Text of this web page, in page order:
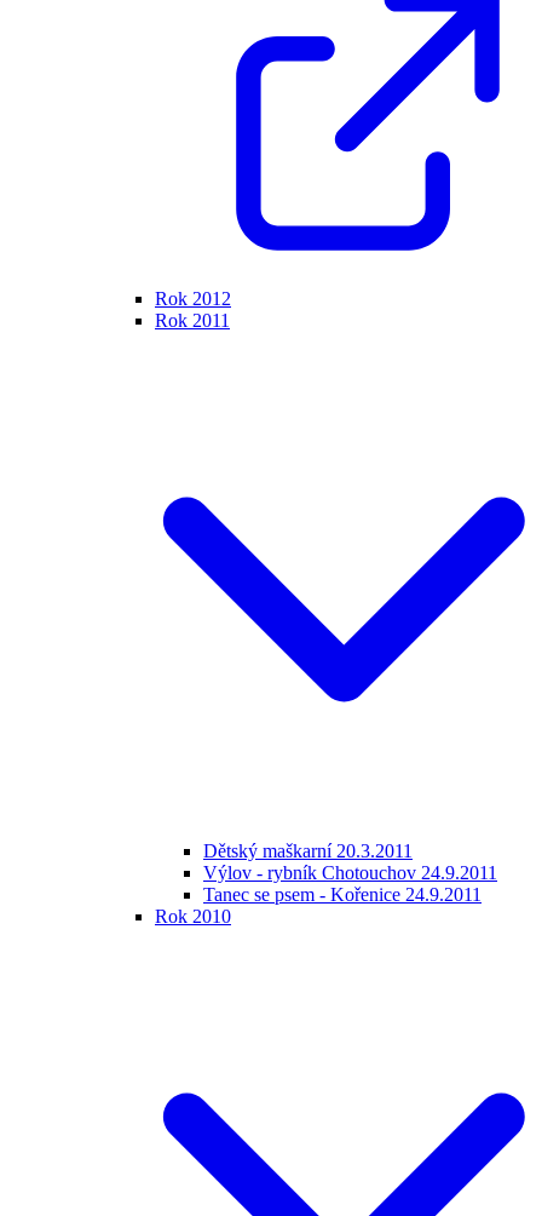
Rok 2012
Rok 2011
Dětský maškarní 20.3.2011
Výlov - rybník Chotouchov 24.9.2011
Tanec se psem - Kořenice 24.9.2011
Rok 2010